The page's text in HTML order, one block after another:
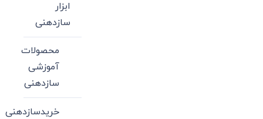
ابزار
سازدهنی
محصولات
آموزشی
سازدهنی
خریدسازدهنی